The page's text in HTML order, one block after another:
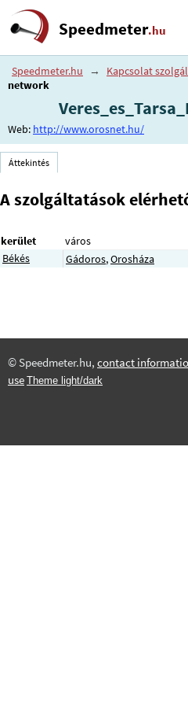
Speedmeter.hu
Speedmeter.hu → Kapcsolat
network
Web: http://www.orosnet.hu/
Áttekintés
A szolgáltatások
kerület
város
Békés
Gádoros,Orosháza
© Speedmeter.hu, contact
use Theme light/dark